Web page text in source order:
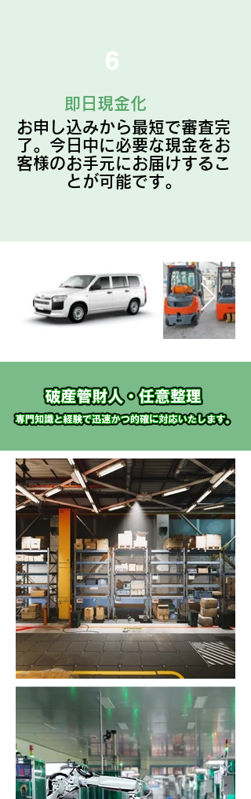
6
即日現金化
お申し込みから最短で審査完
了。今日中に必要な現金をお
客様のお手元にお届けするこ
とが可能です。